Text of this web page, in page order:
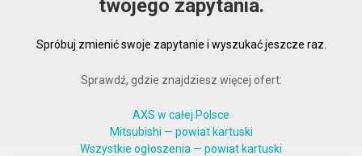
twojego zapytania.
Spróbuj zmienić swoje zapytanie i wyszukać jeszcze raz.
Sprawdź, gdzie znajdziesz więcej ofert:
AXS w całej Polsce
Mitsubishi — powiat kartuski
Wszystkie ogłoszenia — powiat kartuski